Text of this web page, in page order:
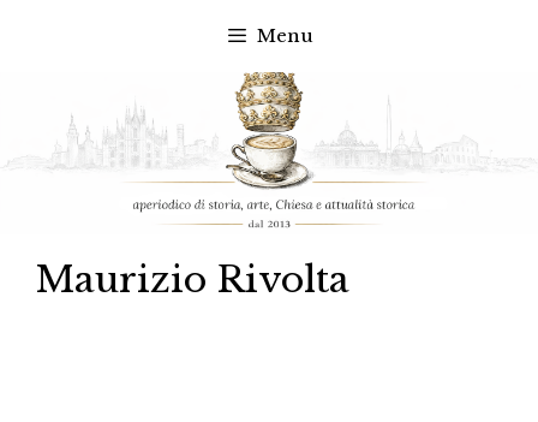
contenuto
Menu
Maurizio Rivolta